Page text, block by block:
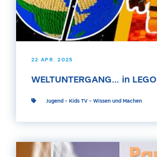
22 APR. 2025
WELTUNTERGANG… in LEGO
Jugend - Kids TV - Wissen und Machen